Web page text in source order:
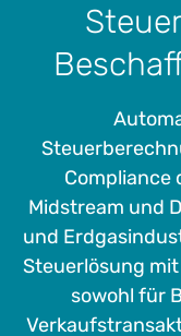
Compliance
Midstream und
und
Steuerlösung
sowohl für